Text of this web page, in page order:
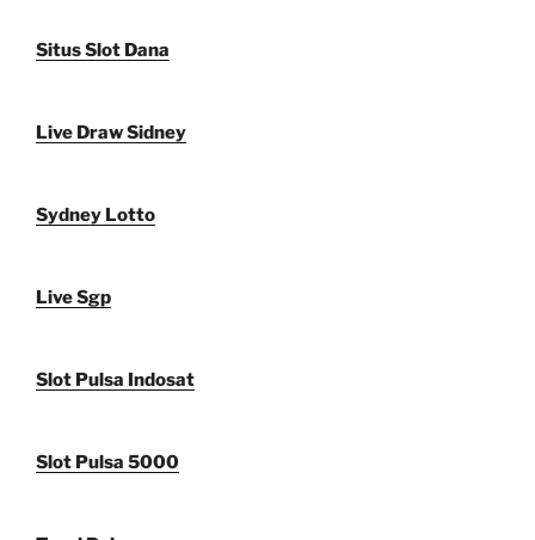
Situs Slot Dana
Live Draw Sidney
Sydney Lotto
Live Sgp
Slot Pulsa Indosat
Slot Pulsa 5000